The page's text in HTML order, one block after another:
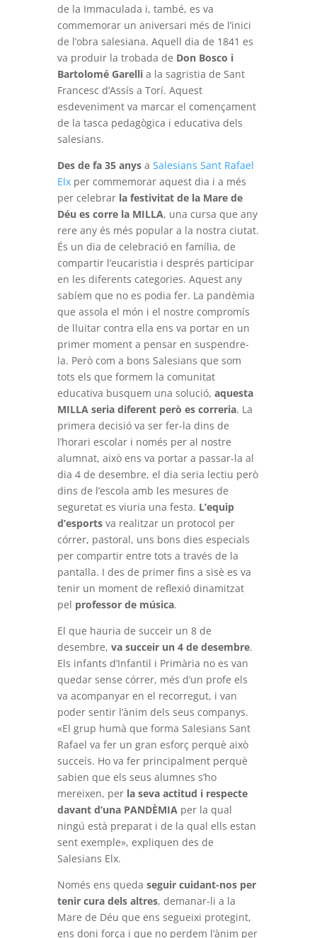
de la Immaculada i, també, es va
commemorar un aniversari més de l’inici
de l’obra salesiana. Aquell dia de 1841 es
va produir la trobada de Don Bosco i
Bartolomé Garellia la sagristia de Sant
Francesc d’Assís a Torí. Aquest
esdeveniment va marcar el començament
de la tasca pedagògica i educativa dels
salesians.
Des de fa 35 anysa Salesians Sant Rafael
Elxper commemorar aquest dia i a més
per celebrar la festivitat de la Mare de
Déu es corre la MILLA, una cursa que any
rere any és més popular a la nostra ciutat.
És un dia de celebració en família, de
compartir l’eucaristia i després participar
en les diferents categories. Aquest any
sabíem que no es podia fer. La pandèmia
que assola el món i el nostre compromís
de lluitar contra ella ens va portar en un
primer moment a pensar en suspendre-
la. Però com a bons Salesians que som
tots els que formem la comunitat
educativa busquem una solució, aquesta
MILLA seria diferent però es correria. La
primera decisió va ser fer-la dins de
l’horari escolar i només per al nostre
alumnat, això ens va portar a passar-la al
dia 4 de desembre, el dia seria lectiu però
dins de l’escola amb les mesures de
seguretat es viuria una festa. L’equip
d’esportsva realitzar un protocol per
córrer, pastoral, uns bons dies especials
per compartir entre tots a través de la
pantalla. I des de primer fins a sisè es va
tenir un moment de reflexió dinamitzat
pel professor de música.
El que hauria de succeir un 8 de
desembre, va succeir un 4 de desembre.
Els infants d’Infantil i Primària no es van
quedar sense córrer, més d’un profe els
va acompanyar en el recorregut, i van
poder sentir l’ànim dels seus companys.
«El grup humà que forma Salesians Sant
Rafael va fer un gran esforç perquè això
succeís. Ho va fer principalment perquè
sabien que els seus alumnes s’ho
mereixen, per la seva actitud i respecte
davant d’una PANDÈMIA per la qual
ningú està preparat i de la qual ells estan
sent exemple», expliquen des de
Salesians Elx.
Només ens queda seguir cuidant-nos per
tenir cura dels altres, demanar-li a la
Mare de Déu que ens segueixi protegint,
ens doni força i que no perdem l’ànim per